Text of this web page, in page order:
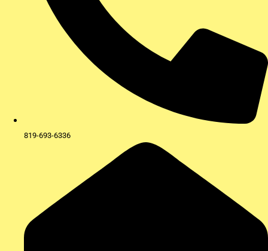
819-693-6336